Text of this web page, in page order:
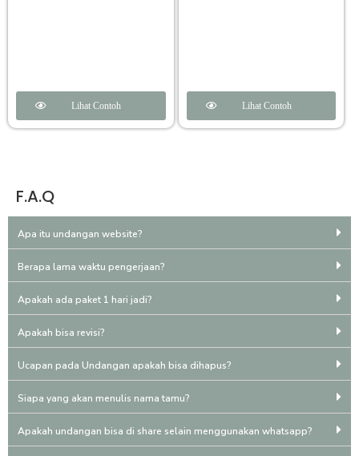
Lihat Contoh Lihat Contoh
F.A.Q
Apa itu undangan website?
Berapa lama waktu pengerjaan?
Apakah ada paket 1 hari jadi?
Apakah bisa revisi?
Ucapan pada Undangan apakah bisa dihapus?
Siapa yang akan menulis nama tamu?
Apakah undangan bisa di share selain menggunakan whatsapp?